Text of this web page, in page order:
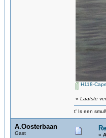
H118-
« Laatste
t' Is een
A.Oosterbaan
Gast «